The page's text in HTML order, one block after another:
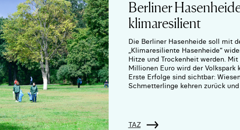
Berliner
klimaresilient
Die Berliner Hasenheide soll mit
„Klimaresiliente Hasenheide“
Hitze und Trockenheit werden.
Millionen Euro wird der
Erste Erfolge sind sichtbar:
Schmetterlinge kehren zurück
TAZ